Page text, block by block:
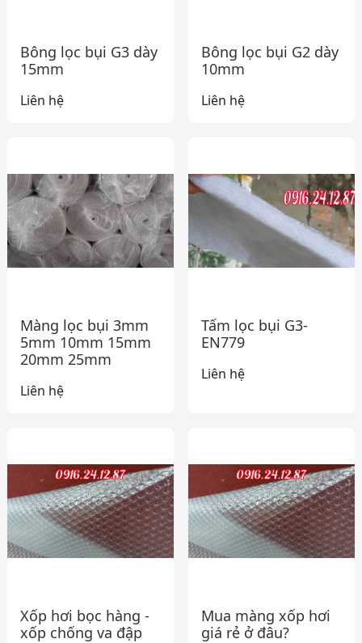
Bông lọc bụi G3 dày
15mm
Liên hệ
Bông lọc bụi G2 dày
10mm
Liên hệ
Màng lọc bụi 3mm
5mm 10mm 15mm
20mm 25mm
Liên hệ
Tấm lọc bụi G3-
EN779
Liên hệ
Xốp hơi bọc hàng -
xốp chống va đập
Mua màng xốp hơi
giá rẻ ở đâu?